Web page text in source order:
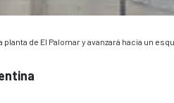
de El Palomar y avanzará hacia un